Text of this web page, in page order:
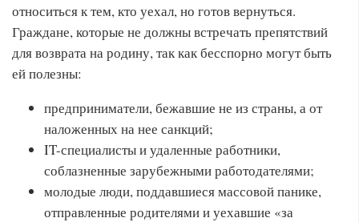
относиться к тем, кто уехал, но готов вернуться.
Граждане, которые не должны встречать препятствий
для возврата на родину, так как бесспорно могут быть
ей полезны:
предприниматели, бежавшие не из страны, а от
наложенных на нее санкций;
IT-специалисты и удаленные работники,
соблазненные зарубежными работодателями;
молодые люди, поддавшиеся массовой панике,
отправленные родителями и уехавшие «за